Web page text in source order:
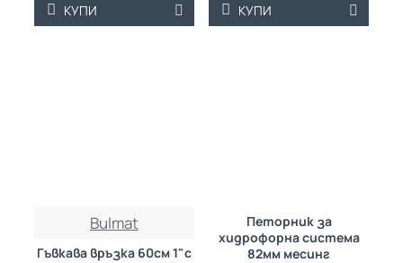
КУПИ КУПИ
Bulmat
Гъвкава връзка 60см 1"с
Петорник за
хидрофорна система
82мм месинг